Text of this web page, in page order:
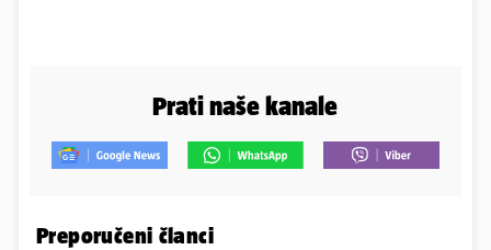
Prati naše kanale
Preporučeni članci